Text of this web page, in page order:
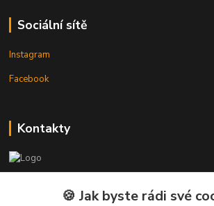
Sociální sítě
Instagram
Facebook
Kontakty
🍪 Jak byste rádi své